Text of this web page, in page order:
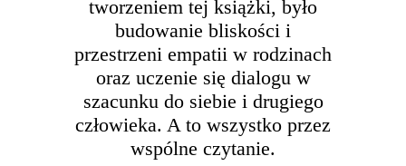
tworzeniem tej książki, było
budowanie bliskości i
przestrzeni empatii w rodzinach
oraz uczenie się dialogu w
szacunku do siebie i drugiego
człowieka. A to wszystko przez
wspólne czytanie.